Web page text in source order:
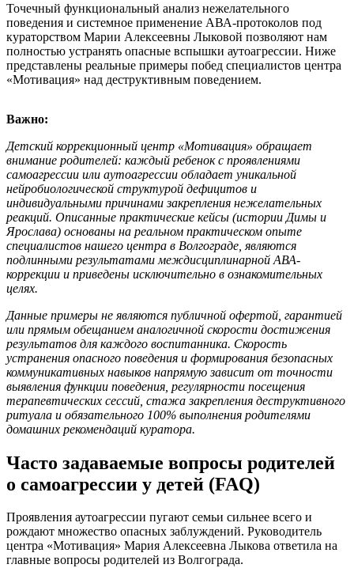
Точечный функциональный анализ нежелательного
поведения и системное применение АВА-протоколов под
кураторством Марии Алексеевны Лыковой позволяют нам
полностью устранять опасные вспышки аутоагрессии. Ниже
представлены реальные примеры побед специалистов центра
«Мотивация» над деструктивным поведением.
Важно:
Детский коррекционный центр «Мотивация» обращает
внимание родителей: каждый ребенок с проявлениями
самоагрессии или аутоагрессии обладает уникальной
нейробиологической структурой дефицитов и
индивидуальными причинами закрепления нежелательных
реакций. Описанные практические кейсы (истории Димы и
Ярослава) основаны на реальном практическом опыте
специалистов нашего центра в Волгограде, являются
подлинными результатами междисциплинарной АВА-
коррекции и приведены исключительно в ознакомительных
целях.
Данные примеры не являются публичной офертой, гарантией
или прямым обещанием аналогичной скорости достижения
результатов для каждого воспитанника. Скорость
устранения опасного поведения и формирования безопасных
коммуникативных навыков напрямую зависит от точности
выявления функции поведения, регулярности посещения
терапевтических сессий, стажа закрепления деструктивного
ритуала и обязательного 100% выполнения родителями
домашних рекомендаций куратора.
Часто задаваемые вопросы родителей
о самоагрессии у детей (FAQ)
Проявления аутоагрессии пугают семьи сильнее всего и
рождают множество опасных заблуждений. Руководитель
центра «Мотивация» Мария Алексеевна Лыкова ответила на
главные вопросы родителей из Волгограда.